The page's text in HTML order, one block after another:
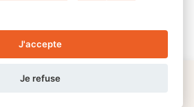
J'accepte
Je refuse